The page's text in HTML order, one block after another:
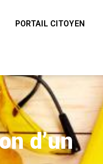
PORTAIL CITOYEN
d’un